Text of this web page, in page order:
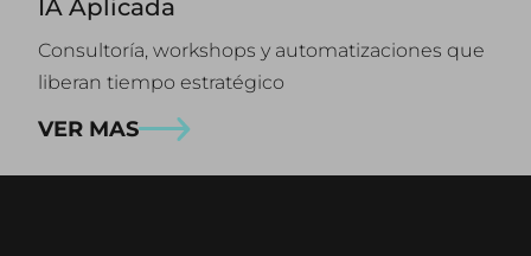
IA Aplicada
Consultoría, workshops y automatizaciones que
liberan tiempo estratégico
VER MAS